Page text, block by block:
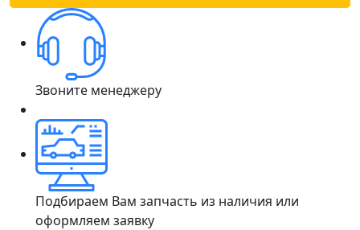
Звоните менеджеру
Подбираем Вам запчасть из наличия или
оформляем заявку